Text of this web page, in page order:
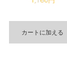
カートに加える